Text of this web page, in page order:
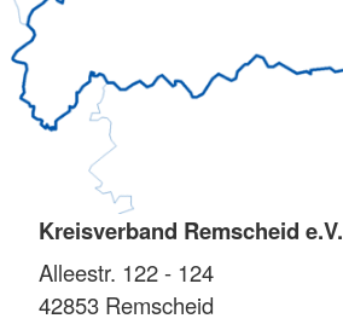
Kreisverband Remscheid e.V.
Alleestr. 122 - 124
42853 Remscheid